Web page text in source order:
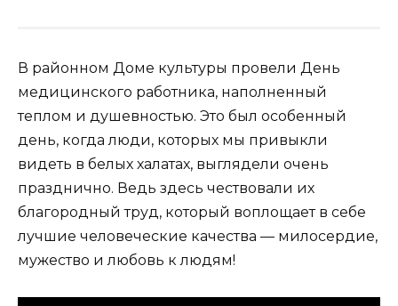
В районном Доме культуры провели День
медицинского работника, наполненный
теплом и душевностью. Это был особенный
день, когда люди, которых мы привыкли
видеть в белых халатах, выглядели очень
празднично. Ведь здесь чествовали их
благородный труд, который воплощает в себе
лучшие человеческие качества — милосердие,
мужество и любовь к людям!